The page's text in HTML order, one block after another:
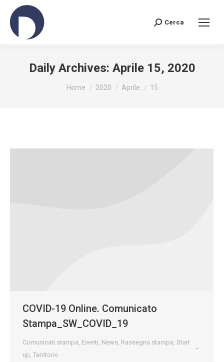
Search:
Cerca
Daily Archives: Aprile 15, 2020
You are here:
Home 2020 Aprile 15
COVID-19 Online. Comunicato
Stampa_SW_COVID_19
Comunicati stampa Eventi News Rassegna stampa Start
up Territorio